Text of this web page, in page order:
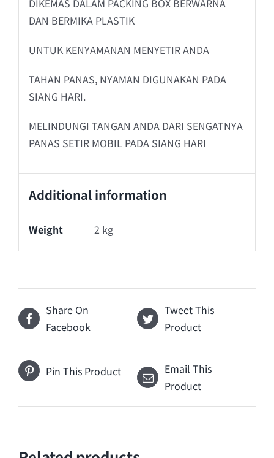
DAN BERMIKA PLASTIK
UNTUK KENYAMANAN MENYETIR ANDA
TAHAN PANAS, NYAMAN DIGUNAKAN PADA
SIANG HARI.
MELINDUNGI TANGAN ANDA DARI SENGATNYA
PANAS SETIR MOBIL PADA SIANG HARI
Additional information
Weight 2 kg
Share On
Facebook
Tweet This
Product
Pin This Product
Email This
Product